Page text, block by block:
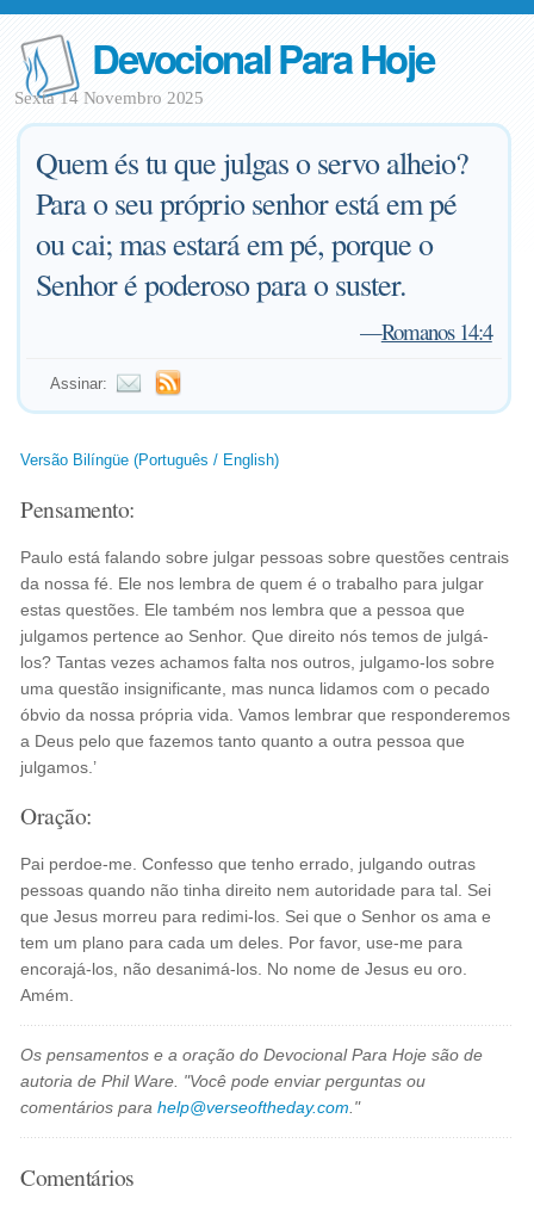
Devocional Para Hoje
Sexta 14 Novembro 2025
Quem és tu que julgas o servo alheio?
Para o seu próprio senhor está em pé
ou cai; mas estará em pé, porque o
Senhor é poderoso para o suster.
—Romanos 14:4
Assinar:
Versão Bilíngüe (Português / English)
Pensamento:
Paulo está falando sobre julgar pessoas sobre questões centrais
da nossa fé. Ele nos lembra de quem é o trabalho para julgar
estas questões. Ele também nos lembra que a pessoa que
julgamos pertence ao Senhor. Que direito nós temos de julgá-
los? Tantas vezes achamos falta nos outros, julgamo-los sobre
uma questão insignificante, mas nunca lidamos com o pecado
óbvio da nossa própria vida. Vamos lembrar que responderemos
a Deus pelo que fazemos tanto quanto a outra pessoa que
julgamos.’
Oração:
Pai perdoe-me. Confesso que tenho errado, julgando outras
pessoas quando não tinha direito nem autoridade para tal. Sei
que Jesus morreu para redimi-los. Sei que o Senhor os ama e
tem um plano para cada um deles. Por favor, use-me para
encorajá-los, não desanimá-los. No nome de Jesus eu oro.
Amém.
Os pensamentos e a oração do Devocional Para Hoje são de
autoria de Phil Ware. "Você pode enviar perguntas ou
comentários parahelp@verseoftheday.com ."
Comentários